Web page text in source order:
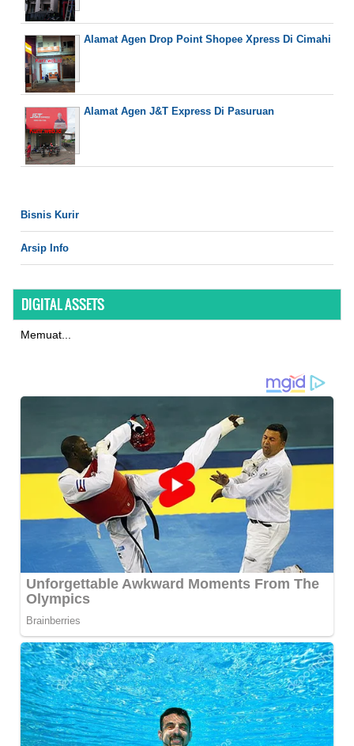
Alamat Agen Drop Point Shopee Xpress Di Cimahi
Alamat Agen J&T Express Di Pasuruan
Bisnis Kurir
Arsip Info
DIGITAL ASSETS
Memuat...